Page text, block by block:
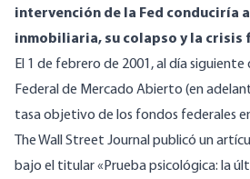
intervención de la Fed conduciría
inmobiliaria, su colapso y la crisis
El 1 de febrero de 2001, al día
Federal de Mercado Abierto (en
tasa objetivo de los fondos federales
The Wall Street Journal publicó un
bajo el titular «Prueba psicológica: la